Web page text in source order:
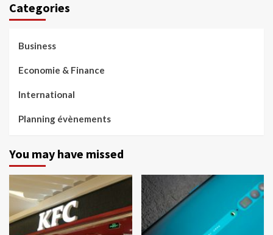
Categories
Business
Economie & Finance
International
Planning évènements
You may have missed